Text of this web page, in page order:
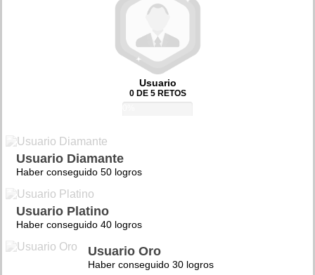
Usuario
0 DE 5 RETOS
Usuario Diamante
Haber conseguido 50 logros
Usuario Platino
Haber conseguido 40 logros
Usuario Oro
Haber conseguido 30 logros